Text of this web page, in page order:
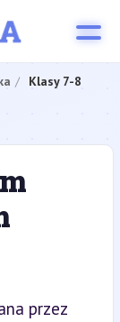
Klasy 7-8
przez